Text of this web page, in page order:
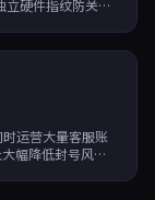
硬件指纹防关
运营大量客服账
幅降低封号风